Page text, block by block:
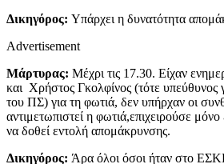
Δικηγόρος: Υπάρχει η δυνατότητα
Advertisement
Μάρτυρας: Μέχρι τις 17.30. Είχαν
και Χρήστος Γκολφίνος (τότε υπεύθυνος
του ΠΣ) για τη φωτιά, δεν υπήρχαν οι
αντιμετωπιστεί η φωτιά,επιχειρούσε
να δοθεί εντολή απομάκρυνσης.
Δικηγόρος: Άρα όλοι όσοι ήταν στο